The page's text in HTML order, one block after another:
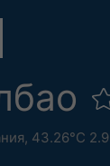
, 43.26°С